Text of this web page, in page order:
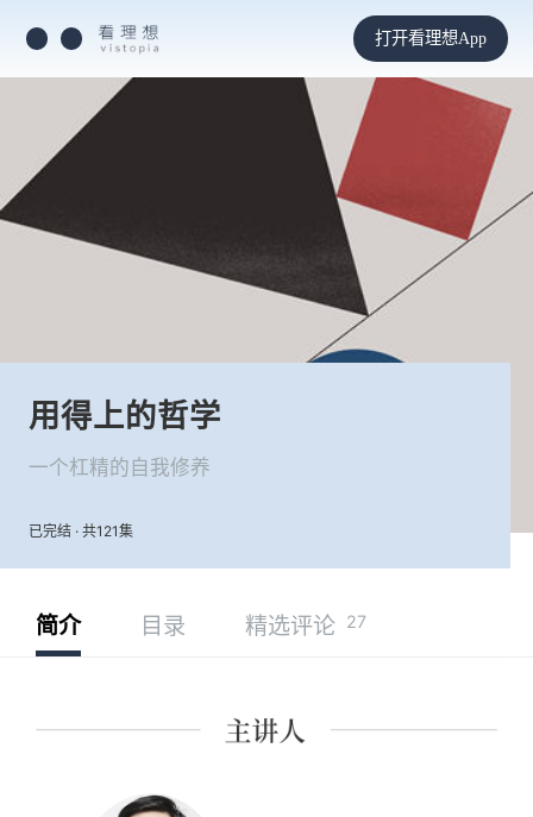
打开看理想App
用得上的哲学
一个杠精的自我修养
已完结 · 共121集
简介 目录 精选评论 27